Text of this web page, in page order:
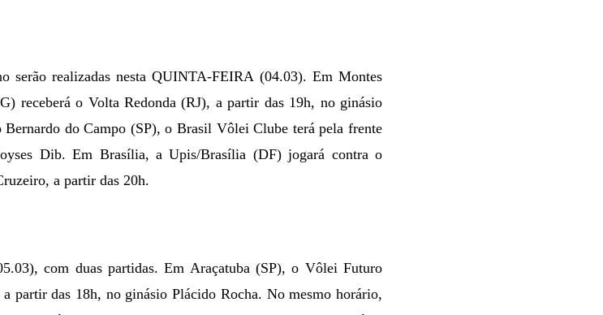
serão realizadas nesta QUINTA-FEIRA (04.03). Em Montes
receberá o Volta Redonda (RJ), a partir das 19h, no ginásio
Bernardo do Campo (SP), o Brasil Vôlei Clube terá pela frente
Dib. Em Brasília, a Upis/Brasília (DF) jogará contra o
a partir das 20h.
com duas partidas. Em Araçatuba (SP), o Vôlei Futuro
partir das 18h, no ginásio Plácido Rocha. No mesmo horário,